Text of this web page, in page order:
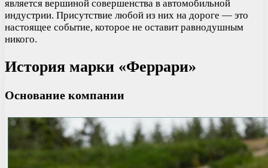
является вершиной совершенства в автомобильной
индустрии. Присутствие любой из них на дороге — это
настоящее событие, которое не оставит равнодушным
никого.
История марки «Феррари»
Основание компании